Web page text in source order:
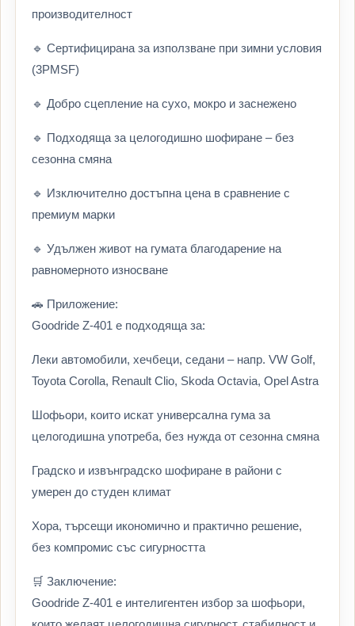
производителност
🔹 Сертифицирана за използване при зимни условия
(3PMSF)
🔹 Добро сцепление на сухо, мокро и заснежено
🔹 Подходяща за целогодишно шофиране – без
сезонна смяна
🔹 Изключително достъпна цена в сравнение с
премиум марки
🔹 Удължен живот на гумата благодарение на
равномерното износване
🚗 Приложение:
Goodride Z-401 е подходяща за:
Леки автомобили, хечбеци, седани – напр. VW Golf,
Toyota Corolla, Renault Clio, Skoda Octavia, Opel Astra
Шофьори, които искат универсална гума за
целогодишна употреба, без нужда от сезонна смяна
Градско и извънградско шофиране в райони с
умерен до студен климат
Хора, търсещи икономично и практично решение,
без компромис със сигурността
🛒 Заключение:
Goodride Z-401 е интелигентен избор за шофьори,